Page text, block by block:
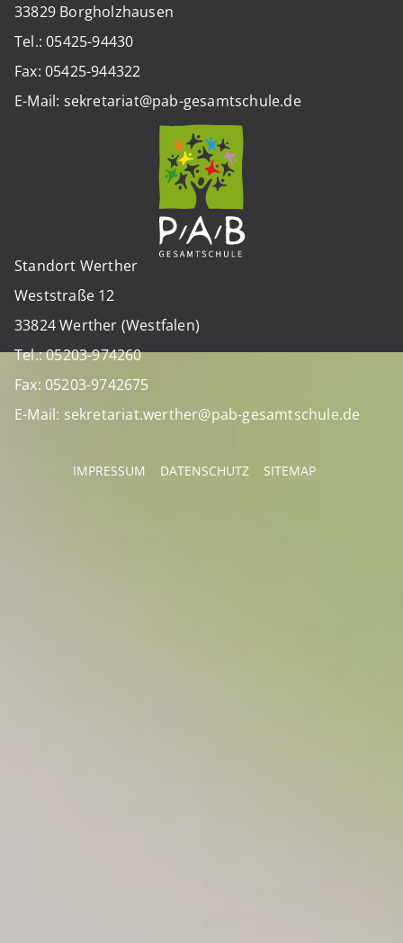
33829 Borgholzhausen
Tel.: 05425-94430
Fax: 05425-944322
E-Mail: sekretariat@pab-gesamtschule.de
Standort Werther
Weststraße 12
33824 Werther (Westfalen)
Tel.: 05203-974260
Fax: 05203-9742675
E-Mail: sekretariat.werther@pab-gesamtschule.de
IMPRESSUM DATENSCHUTZ SITEMAP